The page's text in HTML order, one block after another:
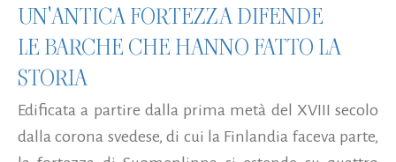
UN'ANTICA FORTEZZA DIFENDE
LE BARCHE CHE HANNO FATTO LA
STORIA
Edificata a partire dalla prima metà del XVIII secolo
dalla corona svedese, di cui la Finlandia faceva parte,